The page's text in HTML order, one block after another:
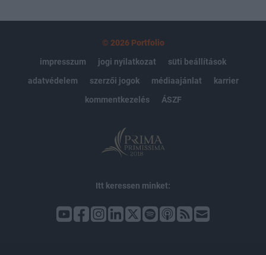
© 2026 Portfolio
impresszum
jogi nyilatkozat
süti beállítások
adatvédelem
szerzői jogok médiaajánlat
karrier
kommentkezelés
ÁSZF
Itt keressen minket: